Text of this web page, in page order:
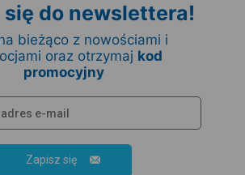
się do newslettera!
bieżąco z nowościami i
oraz otrzymaj kod
promocyjny
Zapisz się